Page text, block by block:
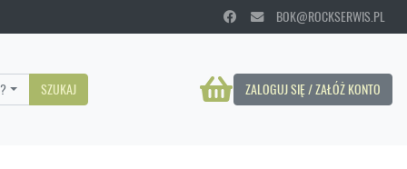
BOK@ROCKSERWIS.PL
ZALOGUJ SIĘ / ZAŁÓŻ KONTO
SZUKAJ